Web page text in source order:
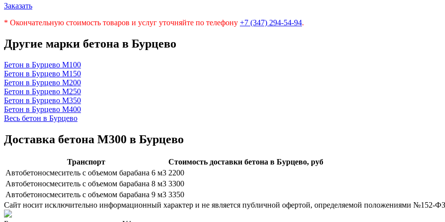
Заказать
* Окончательную стоимость товаров и услуг уточняйте по телефону +7 (347) 294-54-94.
Другие марки бетона в Бурцево
Бетон в Бурцево М100
Бетон в Бурцево М150
Бетон в Бурцево М200
Бетон в Бурцево М250
Бетон в Бурцево М350
Бетон в Бурцево М400
Весь бетон в Бурцево
Доставка бетона М300 в Бурцево
Транспорт
Стоимость доставки бетона в Бурцево, руб
Автобетоносмеситель с объемом барабана 6 м3 2200
Автобетоносмеситель с объемом барабана 8 м3 3300
Автобетоносмеситель с объемом барабана 9 м3 3350
Сайт носит исключительно информационный характер и не является публичной офертой, определяемой положениями №152-